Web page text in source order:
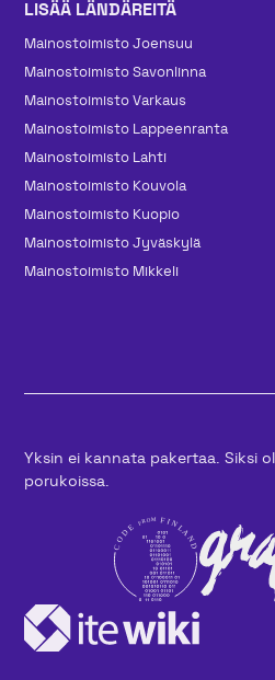
LISÄÄ LÄNDÄREITÄ
Mainos­toimisto Joensuu
Mainos­toimisto Savonlinna
Mainos­toimisto Varkaus
Mainos­toimisto Lappeenranta
Mainos­toimisto Lahti
Mainos­toimisto Kouvola
Mainos­toimisto Kuopio
Mainos­toimisto Jyväskylä
Mainos­toimisto Mikkeli
Yksin ei kannata pakertaa. Siksi
porukoissa.